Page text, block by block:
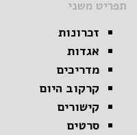
תפריט משני
זכרונות
אגדות
מדריכים
קרקוב היום
קישורים
סרטים